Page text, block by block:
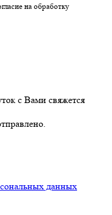
на обработку
с Вами свяжется
данных